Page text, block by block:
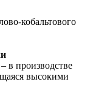
кобальтового
в производстве
высокими